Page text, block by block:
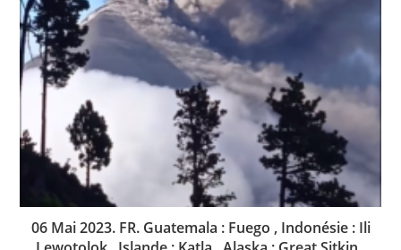
06 Mai 2023. FR. Guatemala : Fuego , Indonésie : Ili